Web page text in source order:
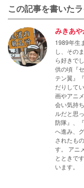
この記事を書いた
みきあ
1989年生
し、その
ら好きで
供の頃『
テン翼』
だりして
画やアニ
会い気持
ルだと思
防隊』、
へ進み、
されたも
す。 アニ
とときで
います。